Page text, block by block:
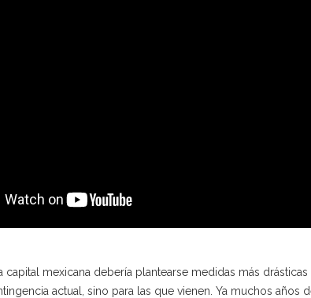
capital mexicana debería plantearse medidas más
actual, sino para las que vienen. Ya muchos años